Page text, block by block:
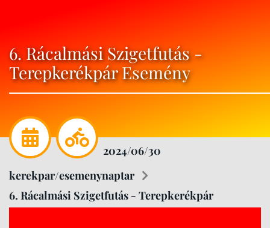
6. Rácalmási Szigetfutás -
Terepkerékpár Esemény
2024/06/30
kerekpar/esemenynaptar
6. Rácalmási Szigetfutás - Terepkerékpár